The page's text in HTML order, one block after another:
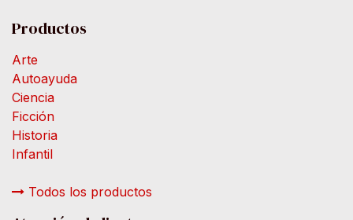
Productos
Arte
Autoayuda
Ciencia
Ficción
Historia
Infantil
Todos los productos